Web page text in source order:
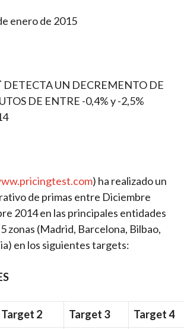
enero de 2015
DETECTA UN DECREMENTO DE
DE ENTRE -0,4% y -2,5%
) ha realizado un
de primas entre Diciembre
2014 en las principales entidades
zonas (Madrid, Barcelona, Bilbao,
en los siguientes targets:
Target 2 Target 3 Target 4